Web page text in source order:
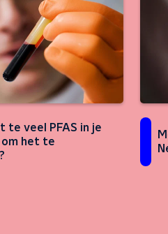
te veel PFAS in je
het te